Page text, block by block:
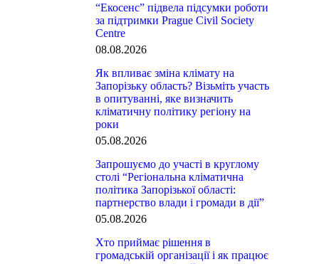
“Екосенс” підвела підсумки роботи
за підтримки Prague Civil Society
Centre
08.08.2026
Як впливає зміна клімату на
Запорізьку область? Візьміть участь
в опитуванні, яке визначить
кліматичну політику регіону на
роки
05.08.2026
Запрошуємо до участі в круглому
столі “Регіональна кліматична
політика Запорізької області:
партнерство влади і громади в дії”
05.08.2026
Хто приймає рішення в
громадській організації і як працює